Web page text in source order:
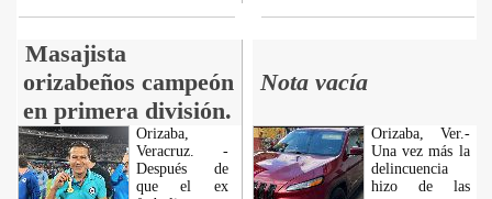
Masajista
orizabeños campeón
en primera división.
Nota vacía
Orizaba,
Veracruz. -
Después de
que el ex
Orizaba, Ver.-
Una vez más la
delincuencia
hizo de las